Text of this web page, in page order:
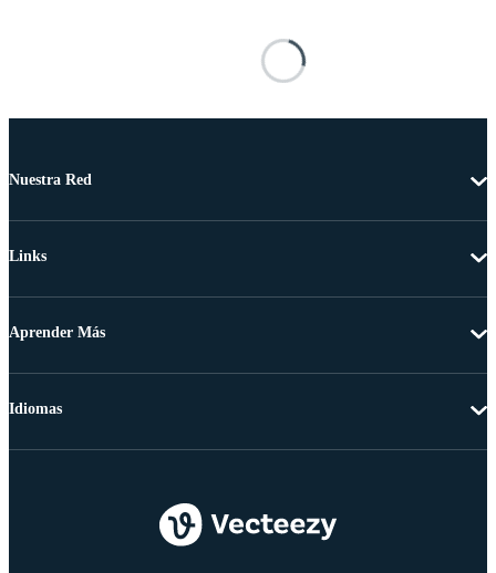
Nuestra Red
Links
Aprender Más
Idiomas